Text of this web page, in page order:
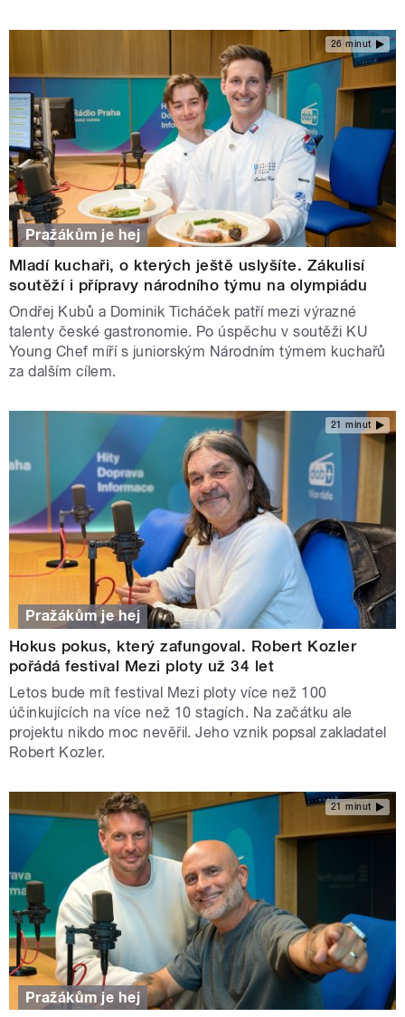
26 minut
Pražákům je hej
Mladí kuchaři, o kterých ještě uslyšíte. Zákulisí
soutěží i přípravy národního týmu na olympiádu
Ondřej Kubů a Dominik Ticháček patří mezi výrazné
talenty české gastronomie. Po úspěchu v soutěži KU
Young Chef míří s juniorským Národním týmem kuchařů
za dalším cílem.
21 minut
Pražákům je hej
Hokus pokus, který zafungoval. Robert Kozler
pořádá festival Mezi ploty už 34 let
Letos bude mít festival Mezi ploty více než 100
účinkujících na více než 10 stagích. Na začátku ale
projektu nikdo moc nevěřil. Jeho vznik popsal zakladatel
Robert Kozler.
21 minut
Pražákům je hej